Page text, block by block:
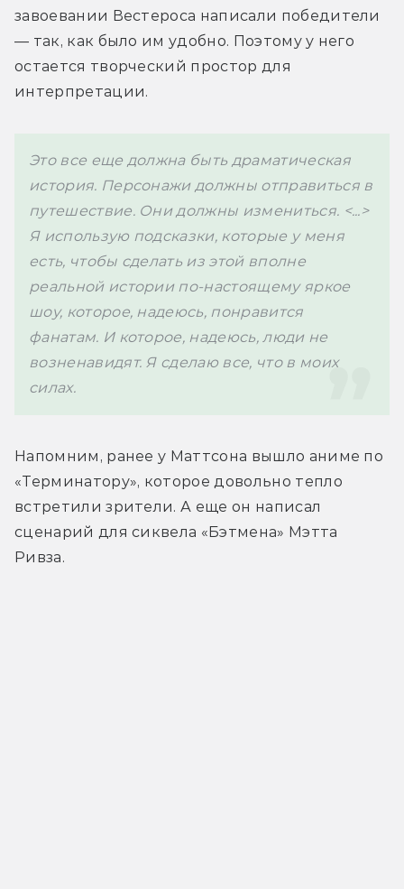
завоевании Вестероса написали победители
— так, как было им удобно. Поэтому у него
остается творческий простор для
интерпретации.
Это все еще должна быть драматическая
история. Персонажи должны отправиться в
путешествие. Они должны измениться. <...>
Я использую подсказки, которые у меня
есть, чтобы сделать из этой вполне
реальной истории по-настоящему яркое
шоу, которое, надеюсь, понравится
фанатам. И которое, надеюсь, люди не
возненавидят. Я сделаю все, что в моих
силах.
Напомним, ранее у Маттсона вышло аниме по
«Терминатору», которое довольно тепло
встретили зрители. А еще он написал
сценарий для сиквела «Бэтмена» Мэтта
Ривза.